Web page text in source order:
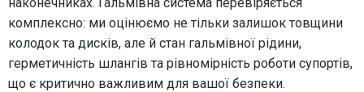
комплексно: ми оцінюємо не тільки залишок товщини
колодок та дисків, але й стан гальмівної рідини,
герметичність шлангів та рівномірність роботи супортів,
що є критично важливим для вашої безпеки.